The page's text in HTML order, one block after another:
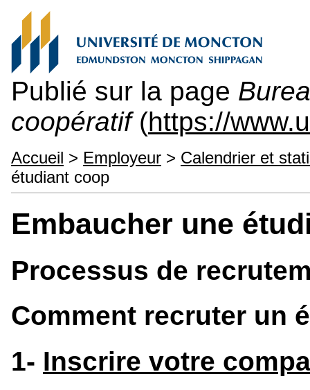
Publié sur la page
coopératif(https://
Accueil > Employeur > Calendrier et
étudiant coop
Embaucher une
Processus de
Comment recruter un
1- Inscrire votre